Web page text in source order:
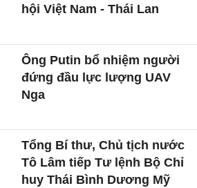
hội Việt Nam - Thái Lan
Ông Putin bổ nhiệm người
đứng đầu lực lượng UAV
Nga
Tổng Bí thư, Chủ tịch nước
Tô Lâm tiếp Tư lệnh Bộ Chỉ
huy Thái Bình Dương Mỹ